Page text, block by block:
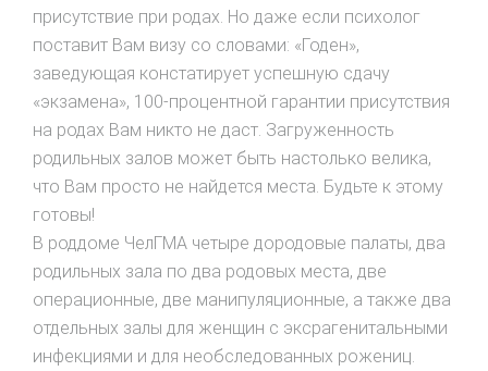
присутствие при родах. Но даже если психолог
поставит Вам визу со словами: «Годен»,
заведующая констатирует успешную сдачу
«экзамена», 100-процентной гарантии присутствия
на родах Вам никто не даст. Загруженность
родильных залов может быть настолько велика,
что Вам просто не найдется места. Будьте к этому
готовы!
В роддоме ЧелГМА четыре дородовые палаты, два
родильных зала по два родовых места, две
операционные, две манипуляционные, а также два
отдельных залы для женщин с эксрагенитальными
инфекциями и для необследованных рожениц.